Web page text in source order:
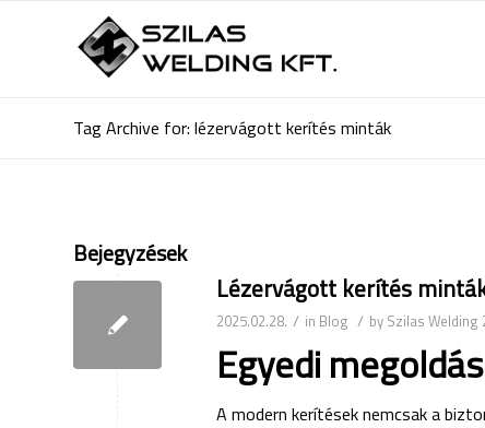
Tag Archive for: lézervágott kerítés minták
Bejegyzések
Lézervágott kerítés
2025.02.28. / in Blog / by Szilas Welding
Egyedi
A modern kerítések nemcsak a